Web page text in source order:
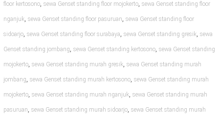
floor kertosono, sewa Genset standing floor mojokerto, sewa Genset standing floor
nganjuk, sewa Genset standing floor pasuruan, sewa Genset standing floor
sidoarjo, sewa Genset standing floor surabaya, sewa Genset standing gresik, sewa
Genset standing jombang, sewa Genset standing kertosono, sewa Genset standing
mojokerto, sewa Genset standing murah gresik, sewa Genset standing murah
jombang, sewa Genset standing murah kertosono, sewa Genset standing murah
mojokerto, sewa Genset standing murah nganjuk, sewa Genset standing murah
pasuruan, sewa Genset standing murah sidoarjo, sewa Genset standing murah